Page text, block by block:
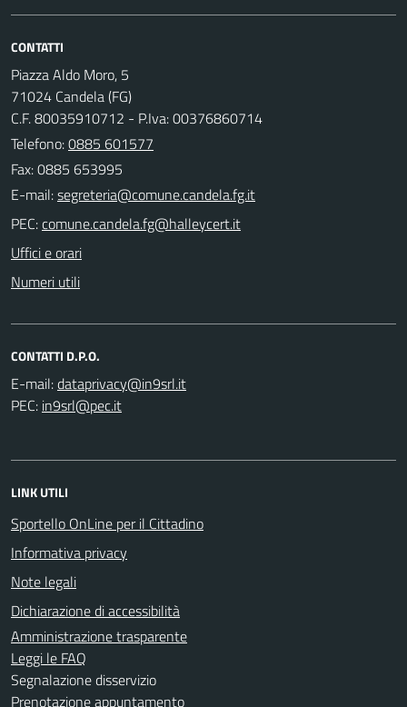
CONTATTI
Piazza Aldo Moro, 5
71024 Candela (FG)
C.F. 80035910712 - P.Iva: 00376860714
Telefono:0885 601577
Fax: 0885 653995
E-mail:
PEC:
Uffici e orari
Numeri utili
CONTATTI D.P.O.
E-mail:
PEC:
LINK UTILI
Sportello OnLine per il Cittadino
Informativa privacy
Note legali
Dichiarazione di accessibilità
Amministrazione trasparente
Leggi le FAQ
Segnalazione disservizio
Prenotazione appuntamento